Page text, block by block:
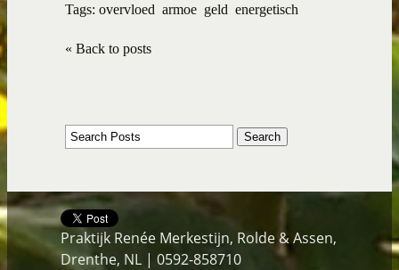
Tags: overvloed armoe geld energetisch
« Back to posts
Praktijk Renée Merkestijn, Rolde & Assen,
Drenthe, NL | 0592-858710